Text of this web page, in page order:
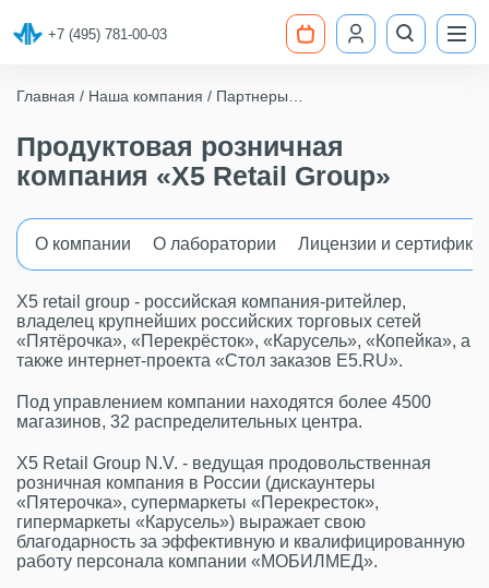
+7 (495) 781-00-03
Главная Наша компания
Партнеры
Продуктовая розничная
компания «X5 Retail Group»
О компании О лаборатории Лицензии и
Х5 retail group - российская компания-ритейлер,
владелец крупнейших российских торговых сетей
«Пятёрочка», «Перекрёсток», «Карусель», «Копейка», а
также интернет-проекта «Стол заказов E5.RU».
Под управлением компании находятся более 4500
магазинов, 32 распределительных центра.
X5 Retail Group N.V. - ведущая продовольственная
розничная компания в России (дискаунтеры
«Пятерочка», супермаркеты «Перекресток»,
гипермаркеты «Карусель») выражает свою
благодарность за эффективную и квалифицированную
работу персонала компании «МОБИЛМЕД».